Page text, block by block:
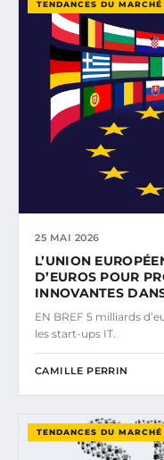
TENDANCES DU MARCHÉ
25 MAI 2026
L’UNION
D’EUROS POUR
INNOVANTES
EN BREF 5 milliards
les start-ups IT.
CAMILLE PERRIN
TENDANCES DU MARCHÉ